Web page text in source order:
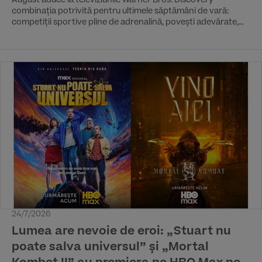
combinația potrivită pentru ultimele săptămâni de vară:
competiții sportive pline de adrenalină, povești adevărate,
fascinante creaturi ale oceanelor. Eurosport vine cu La
Vuelta, ultimul Mare Tur al sezonului și cu US Open, ultimul titlu
de Mare Șlem al anului. TLC urmărește destine ieșite din
comun în „Povești medicale neobișnuite”. Pentru cei mici,
Cartoon Network aduce noi provocări în „LEGO City: Fără
limite MAX”, în timp ce Cartoonito îi invită pe telespectatori
să pornească într-o aventură plină de superputeri alături de
„Ben 10”.
24/7/2026
Lumea are nevoie de eroi: „Stuart nu
poate salva universul” și „Mortal